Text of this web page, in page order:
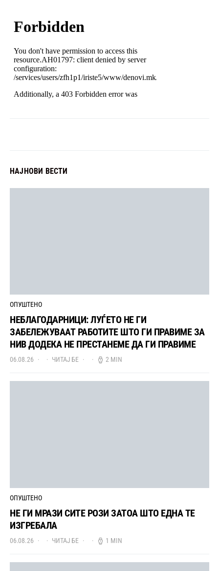
НАЈНОВИ ВЕСТИ
ОПУШТЕНО
НЕБЛАГОДАРНИЦИ: ЛУЃЕТО НЕ ГИ
ЗАБЕЛЕЖУВААТ РАБОТИТЕ ШТО ГИ ПРАВИМЕ ЗА
НИВ ДОДЕКА НЕ ПРЕСТАНЕМЕ ДА ГИ ПРАВИМЕ
06.08.26 ЧИТАЈ БЕ 2 MIN
ОПУШТЕНО
НЕ ГИ МРАЗИ СИТЕ РОЗИ ЗАТОА ШТО ЕДНА ТЕ
ИЗГРЕБАЛА
06.08.26 ЧИТАЈ БЕ 1 MIN